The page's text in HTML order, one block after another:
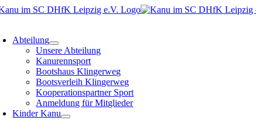
Zum
Abteilung
Unsere Abteilung
Kanurennsport
Bootshaus Klingerweg
Bootsverleih Klingerweg
Kooperationspartner Sport
Anmeldung für Mitglieder
Kinder Kanu